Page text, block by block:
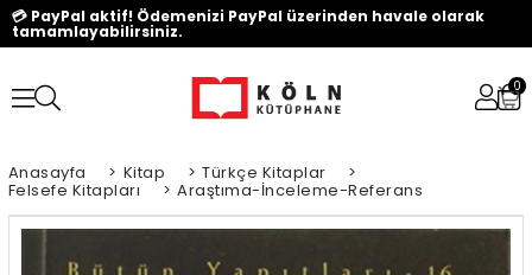
💳 PayPal aktif! Ödemenizi PayPal üzerinden havale olarak
tamamlayabilirsiniz.
0
Anasayfa > Kitap > Türkçe Kitaplar >
Felsefe Kitapları > Araştıma-İnceleme-Referans